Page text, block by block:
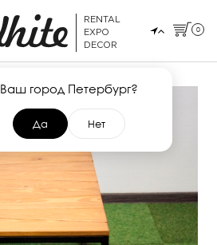
RENTAL
EXPO
DECOR
Ваш город Петербург?
Да Нет
0